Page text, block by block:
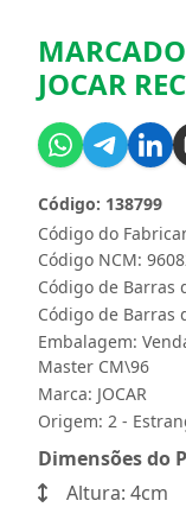
JOCAR
Código do
Código: 138799
Código NCM:
Código de Barras
Código de Barras
Embalagem:
Master CM\96
Marca: JOCAR
Origem: 2 -
Dimensões do
Altura: 4cm